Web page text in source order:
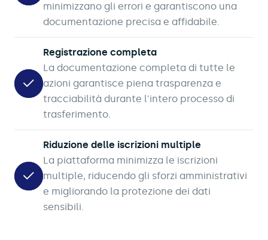
minimizzano gli errori e garantiscono una
documentazione precisa e affidabile.
Registrazione completa
La documentazione completa di tutte le
azioni garantisce piena trasparenza e
tracciabilità durante l'intero processo di
trasferimento.
Riduzione delle iscrizioni multiple
La piattaforma minimizza le iscrizioni
multiple, riducendo gli sforzi amministrativi
e migliorando la protezione dei dati
sensibili.